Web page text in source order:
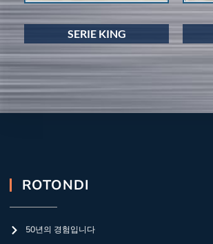
SERIE KING
ROTONDI
50년의 경험입니다